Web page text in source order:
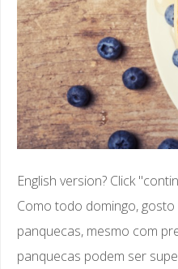
English version? Click
Como todo domingo,
panquecas, mesmo com
panquecas podem ser